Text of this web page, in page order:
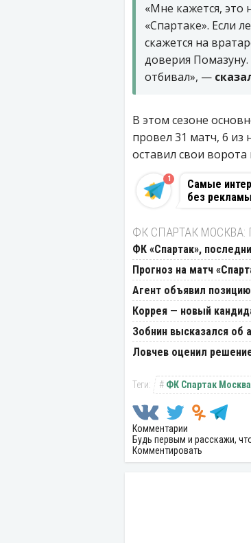
«Мне кажется, это
«Спартаке». Если
скажется на
доверия
отбивал», —
В этом сезоне
провел 31 матч, 6 из
оставил свои
Самые
без рекламы
1
ФК СПАРТАК
ФК «Спартак»,
Прогноз на матч
Агент объявил
Коррея — новый
Зобнин высказался об
Ловчев оценил
ФК Спартак Москва
Комментарии
Будь первым и расскажи,
Комментировать